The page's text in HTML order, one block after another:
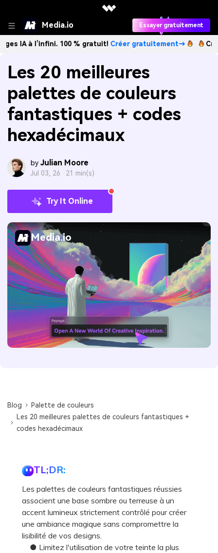
Media.io Essayer gratuitement
l’infini. 100 % gratuit!Créer gratuitement→ Créez des
Les 20 meilleures
palettes de couleurs
fantastiques + codes
hexadécimaux
by Julian Moore
Jul 03, 26 · 21 min(s)
Try It Online
Media.io
Blog
Palette de couleurs
Les 20 meilleures palettes de couleurs fantastiques +
codes hexadécimaux
TL;DR:
Les palettes de couleurs fantastiques réussies
associent une base sombre ou terreuse à un
accent lumineux strictement contrôlé pour créer
une ambiance magique sans compromettre la
lisibilité de vos designs.
● Limitez l'utilisation de votre teinte la plus